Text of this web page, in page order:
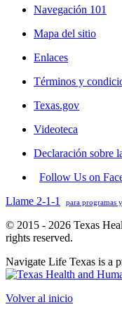
Navegación 101
Mapa del sitio
Enlaces
Términos y
Texas.gov
Videoteca
Declaración sobre
Follow Us on
Llame 2-1-1
para programas
© 2015 - 2026 Texas
rights reserved.
Navigate Life Texas is a
Volver al inicio